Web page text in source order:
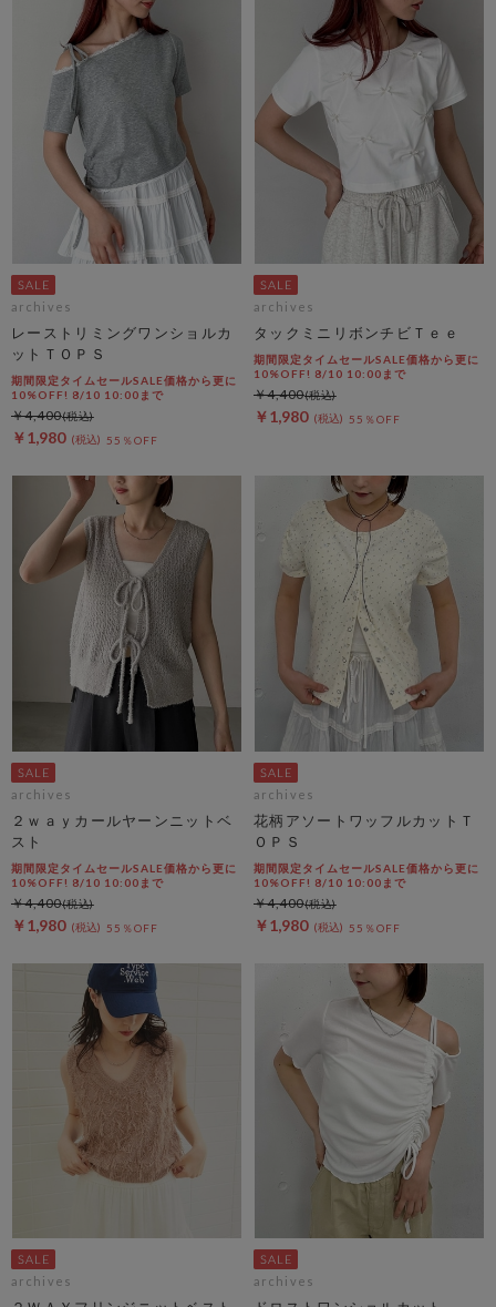
archives
レーストリミングワンショルカ
ットＴＯＰＳ
期間限定タイムセールSALE価格から更に
10%OFF! 8/10 10:00まで
￥1,980 55％OFF
￥4,400
archives
タックミニリボンチビＴｅｅ
期間限定タイムセールSALE価格から更に
10%OFF! 8/10 10:00まで
￥1,980 55％OFF
￥4,400
archives
２ｗａｙカールヤーンニットベ
スト
期間限定タイムセールSALE価格から更に
10%OFF! 8/10 10:00まで
￥1,980 55％OFF
￥4,400
archives
花柄アソートワッフルカットＴ
ＯＰＳ
期間限定タイムセールSALE価格から更に
10%OFF! 8/10 10:00まで
￥1,980 55％OFF
￥4,400
archives archives